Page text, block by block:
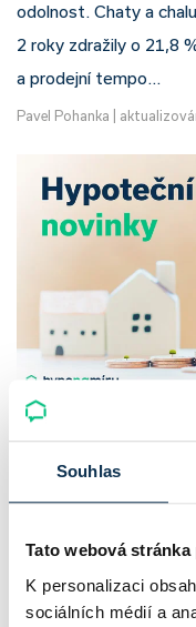
Souhlas
Tato webová
K personalizaci
sociálních médií a
odolnost. Chaty a
2 roky zdražily o 21,8
a prodejní tempo…
Pavel Pohanka
UniCredit
hypotéky,
Český hypoteční trh
sazby zůstávají pod
růstu. UniCredit Bank